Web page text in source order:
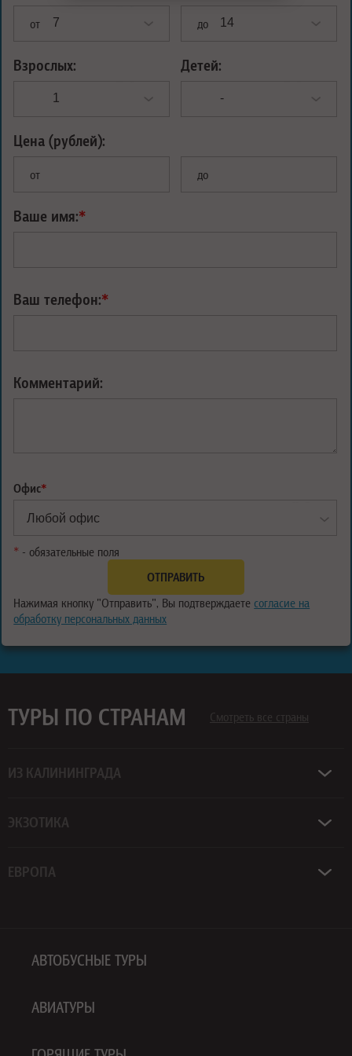
от до
Взрослых: Детей:
Цена (рублей):
от до
Ваше имя:*
Ваш телефон:*
Комментарий:
Офис*
* - обязательные поля
Нажимая кнопку "Отправить", Вы подтверждаете согласие на
обработку персональных данных
ТУРЫ ПО СТРАНАМ Смотреть все страны
ИЗ КАЛИНИНГРАДА
ЭКЗОТИКА
ЕВРОПА
АВТОБУСНЫЕ ТУРЫ
АВИАТУРЫ